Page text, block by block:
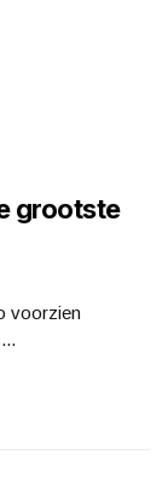
grootste
voorzien